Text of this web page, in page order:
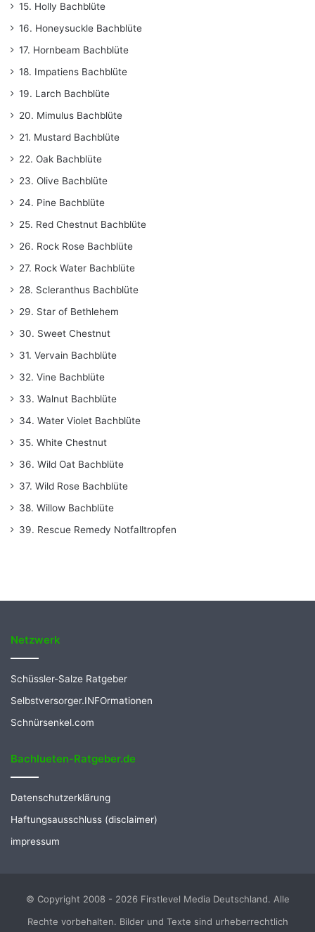
15. Holly Bachblüte
16. Honeysuckle Bachblüte
17. Hornbeam Bachblüte
18. Impatiens Bachblüte
19. Larch Bachblüte
20. Mimulus Bachblüte
21. Mustard Bachblüte
22. Oak Bachblüte
23. Olive Bachblüte
24. Pine Bachblüte
25. Red Chestnut Bachblüte
26. Rock Rose Bachblüte
27. Rock Water Bachblüte
28. Scleranthus Bachblüte
29. Star of Bethlehem
30. Sweet Chestnut
31. Vervain Bachblüte
32. Vine Bachblüte
33. Walnut Bachblüte
34. Water Violet Bachblüte
35. White Chestnut
36. Wild Oat Bachblüte
37. Wild Rose Bachblüte
38. Willow Bachblüte
39. Rescue Remedy Notfalltropfen
Netzwerk
Schüssler-Salze Ratgeber
Selbstversorger.INFOrmationen
Schnürsenkel.com
Bachlueten-Ratgeber.de
Datenschutzerklärung
Haftungsausschluss (disclaimer)
impressum
© Copyright 2008 - 2026 Firstlevel Media Deutschland. Alle
Rechte vorbehalten. Bilder und Texte sind urheberrechtlich